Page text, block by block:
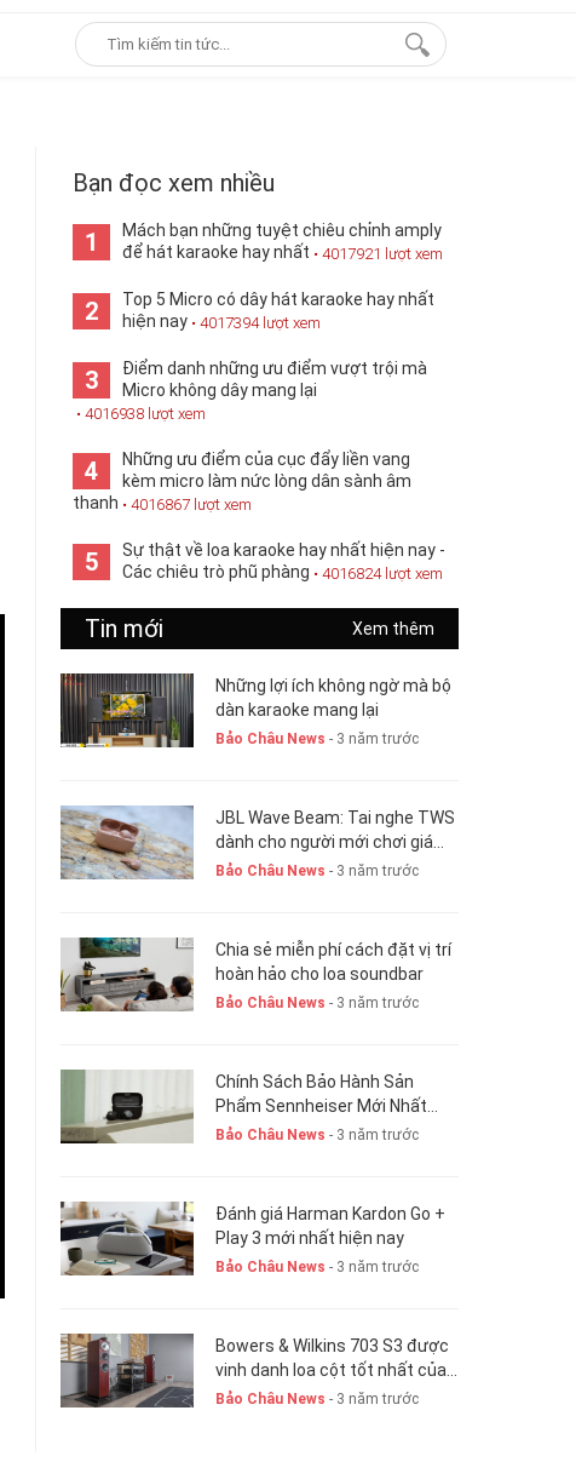
Bạn đọc xem nhiều
1
Mách bạn những tuyệt chiêu chỉnh amply
để hát karaoke hay nhất • 4017921 lượt xem
2
Top 5 Micro có dây hát karaoke hay nhất
hiện nay • 4017394 lượt xem
3
Điểm danh những ưu điểm vượt trội mà
Micro không dây mang lại
• 4016938 lượt xem
4
Những ưu điểm của cục đẩy liền vang
kèm micro làm nức lòng dân sành âm
thanh • 4016867 lượt xem
5
Sự thật về loa karaoke hay nhất hiện nay -
Các chiêu trò phũ phàng • 4016824 lượt xem
Tin mới Xem thêm
Những lợi ích không ngờ mà bộ
dàn karaoke mang lại
Bảo Châu News - 3 năm trước
JBL Wave Beam: Tai nghe TWS
dành cho người mới chơi giá
chỉ 1,5 triệu đồng
Bảo Châu News - 3 năm trước
Chia sẻ miễn phí cách đặt vị trí
hoàn hảo cho loa soundbar
Bảo Châu News - 3 năm trước
Chính Sách Bảo Hành Sản
Phẩm Sennheiser Mới Nhất
Hiện Nay. New 2023
Bảo Châu News - 3 năm trước
Đánh giá Harman Kardon Go +
Play 3 mới nhất hiện nay
Bảo Châu News - 3 năm trước
Bowers & Wilkins 703 S3 được
vinh danh loa cột tốt nhất của
năm 2023-24
Bảo Châu News - 3 năm trước